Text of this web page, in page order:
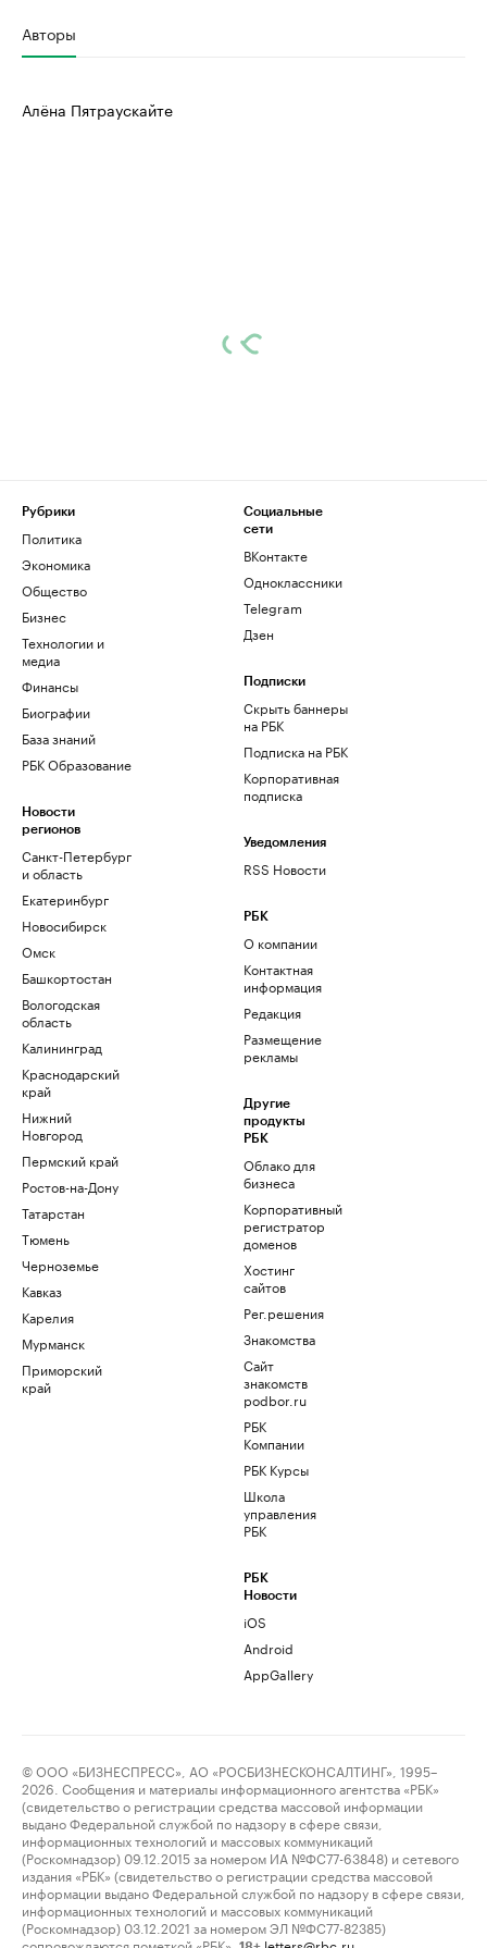
Авторы
Алёна Пятраускайте
Рубрики
Политика
Экономика
Общество
Бизнес
Технологии и
медиа
Финансы
Биографии
База знаний
РБК Образование
Новости
регионов
Санкт-Петербург
и область
Екатеринбург
Новосибирск
Омск
Башкортостан
Вологодская
область
Калининград
Краснодарский
край
Нижний
Новгород
Пермский край
Ростов-на-Дону
Татарстан
Тюмень
Черноземье
Кавказ
Карелия
Мурманск
Приморский
край
Социальные
сети
ВКонтакте
Одноклассники
Telegram
Дзен
Подписки
Скрыть баннеры
на РБК
Подписка на РБК
Корпоративная
подписка
Уведомления
RSS Новости
РБК
О компании
Контактная
информация
Редакция
Размещение
рекламы
Другие
продукты
РБК
Облако для
бизнеса
Корпоративный
регистратор
доменов
Хостинг
сайтов
Рег.решения
Знакомства
Сайт
знакомств
podbor.ru
РБК
Компании
РБК Курсы
Школа
управления
РБК
РБК
Новости
iOS
Android
AppGallery
© ООО «БИЗНЕСПРЕСС», АО «РОСБИЗНЕСКОНСАЛТИНГ», 1995–
2026. Сообщения и материалы информационного агентства «РБК»
(свидетельство о регистрации средства массовой информации
выдано Федеральной службой по надзору в сфере связи,
информационных технологий и массовых коммуникаций
(Роскомнадзор) 09.12.2015 за номером ИА №ФС77-63848) и сетевого
издания «РБК» (свидетельство о регистрации средства массовой
информации выдано Федеральной службой по надзору в сфере связи,
информационных технологий и массовых коммуникаций
(Роскомнадзор) 03.12.2021 за номером ЭЛ №ФС77-82385)